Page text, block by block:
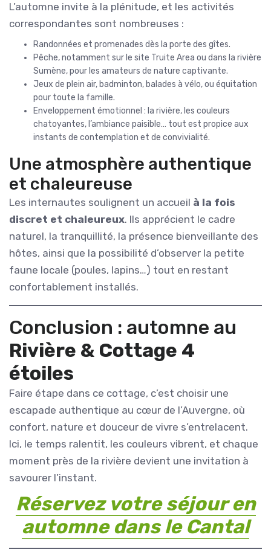
L’automne invite à la plénitude, et les activités
correspondantes sont nombreuses :
Randonnées et promenades dès la porte des gîtes.
Pêche, notamment sur le site Truite Area ou dans la rivière
Sumène, pour les amateurs de nature captivante.
Jeux de plein air, badminton, balades à vélo, ou équitation
pour toute la famille.
Enveloppement émotionnel : la rivière, les couleurs
chatoyantes, l’ambiance paisible… tout est propice aux
instants de contemplation et de convivialité.
Une atmosphère authentique
et chaleureuse
Les internautes soulignent un accueil à la fois
discret et chaleureux. Ils apprécient le cadre
naturel, la tranquillité, la présence bienveillante des
hôtes, ainsi que la possibilité d’observer la petite
faune locale (poules, lapins…) tout en restant
confortablement installés.
Conclusion : automne au
Rivière & Cottage 4
étoiles
Faire étape dans ce cottage, c’est choisir une
escapade authentique au cœur de l’Auvergne, où
confort, nature et douceur de vivre s’entrelacent.
Ici, le temps ralentit, les couleurs vibrent, et chaque
moment près de la rivière devient une invitation à
savourer l’instant.
Réservez votre séjour en
automne dans le Cantal